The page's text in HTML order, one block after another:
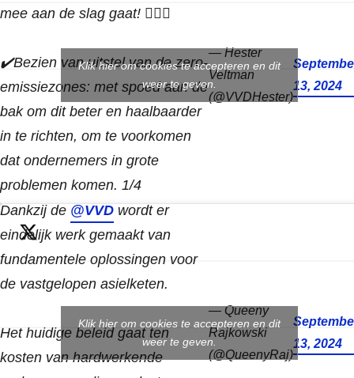
mee aan de slag gaat! 👉🏻🧵
✔️Bezien van uitstel van de zero-
emissiezones: met spoed aan de
bak om dit beter en haalbaarder
in te richten, om te voorkomen
dat ondernemers in grote
problemen komen. 1/4
— Hester
Veltman
(@VVDHester)
13, 2024
Klik hier om cookies te accepteren en dit
weer te geven.
Dankzij de @VVD wordt er
eindelijk werk gemaakt van
fundamentele oplossingen voor
de vastgelopen asielketen.
Het huidige beleid gaat ten
kosten van hardwerkende
— Queeny
Rajkowski
(@QueenyRaj)
13, 2024
Klik hier om cookies te accepteren en dit
weer te geven.